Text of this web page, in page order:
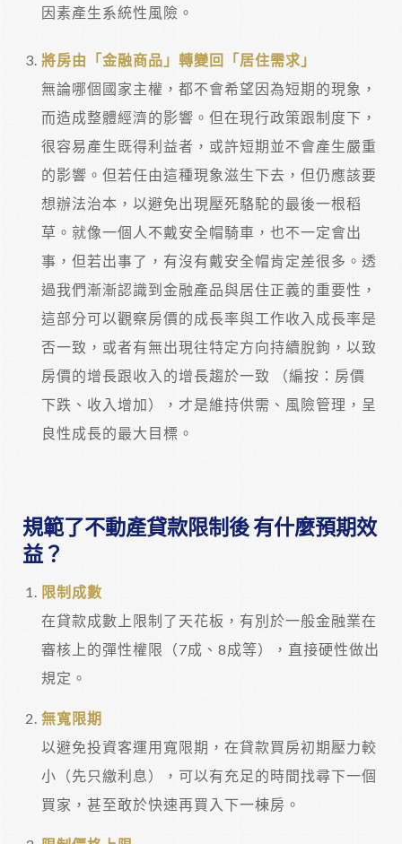
因素產生系統性風險。
將房由「金融商品」轉變回「居住需求」
無論哪個國家主權，都不會希望因為短期的現象，
而造成整體經濟的影響。但在現行政策跟制度下，
很容易產生既得利益者，或許短期並不會產生嚴重
的影響。但若任由這種現象滋生下去，但仍應該要
想辦法治本，以避免出現壓死駱駝的最後一根稻
草。就像一個人不戴安全帽騎車，也不一定會出
事，但若出事了，有沒有戴安全帽肯定差很多。透
過我們漸漸認識到金融產品與居住正義的重要性，
這部分可以觀察房價的成長率與工作收入成長率是
否一致，或者有無出現往特定方向持續脫鉤，以致
房價的增長跟收入的增長趨於一致 （編按：房價
下跌、收入增加），才是維持供需、風險管理，呈
良性成長的最大目標。
規範了不動產貸款限制後 有什麼預期效
益？
限制成數
在貸款成數上限制了天花板，有別於一般金融業在
審核上的彈性權限（7成、8成等），直接硬性做出
規定。
無寬限期
以避免投資客運用寬限期，在貸款買房初期壓力較
小（先只繳利息），可以有充足的時間找尋下一個
買家，甚至敢於快速再買入下一棟房。